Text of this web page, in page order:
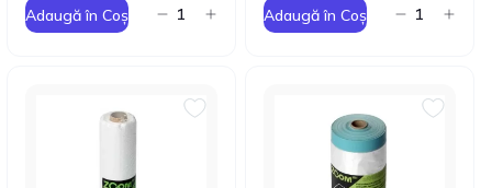
Adaugă în Coș Adaugă în Coș